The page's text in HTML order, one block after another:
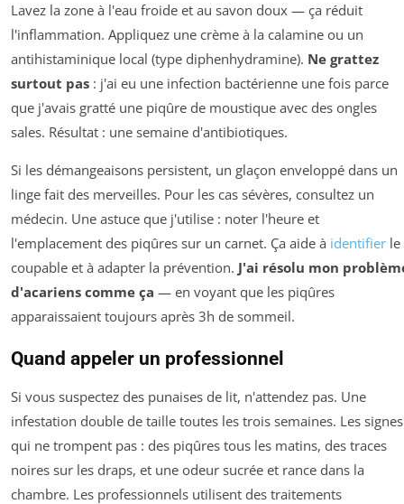
Lavez la zone à l'eau froide et au savon doux — ça réduit
l'inflammation. Appliquez une crème à la calamine ou un
antihistaminique local (type diphenhydramine). Ne grattez
surtout pas : j'ai eu une infection bactérienne une fois parce
que j'avais gratté une piqûre de moustique avec des ongles
sales. Résultat : une semaine d'antibiotiques.
Si les démangeaisons persistent, un glaçon enveloppé dans un
linge fait des merveilles. Pour les cas sévères, consultez un
médecin. Une astuce que j'utilise : noter l'heure et
l'emplacement des piqûres sur un carnet. Ça aide à identifier le
coupable et à adapter la prévention. J'ai résolu mon
d'acariens comme ça — en voyant que les piqûres
apparaissaient toujours après 3h de sommeil.
Quand appeler un professionnel
Si vous suspectez des punaises de lit, n'attendez pas. Une
infestation double de taille toutes les trois semaines. Les signes
qui ne trompent pas : des piqûres tous les matins, des traces
noires sur les draps, et une odeur sucrée et rance dans la
chambre. Les professionnels utilisent des traitements